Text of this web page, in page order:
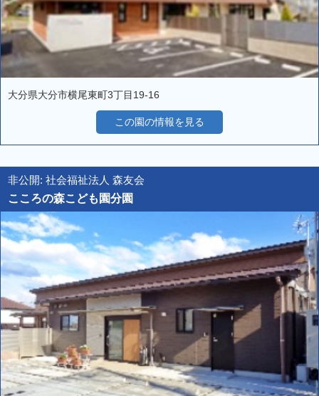
大分県大分市横尾東町3丁目19-16
この園の情報を見る
非公開: 社会福祉法人 森友会
こころの森こども園分園